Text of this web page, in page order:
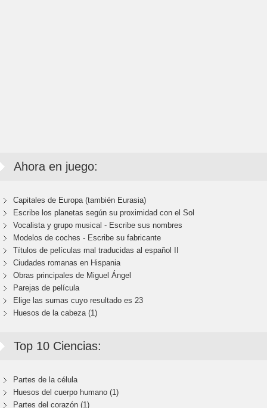
Ahora en juego:
Capitales de Europa (también Eurasia)
Escribe los planetas según su proximidad con el Sol
Vocalista y grupo musical - Escribe sus nombres
Modelos de coches - Escribe su fabricante
Títulos de películas mal traducidas al español II
Ciudades romanas en Hispania
Obras principales de Miguel Ángel
Parejas de película
Elige las sumas cuyo resultado es 23
Huesos de la cabeza (1)
Top 10 Ciencias:
Partes de la célula
Huesos del cuerpo humano (1)
Partes del corazón (1)